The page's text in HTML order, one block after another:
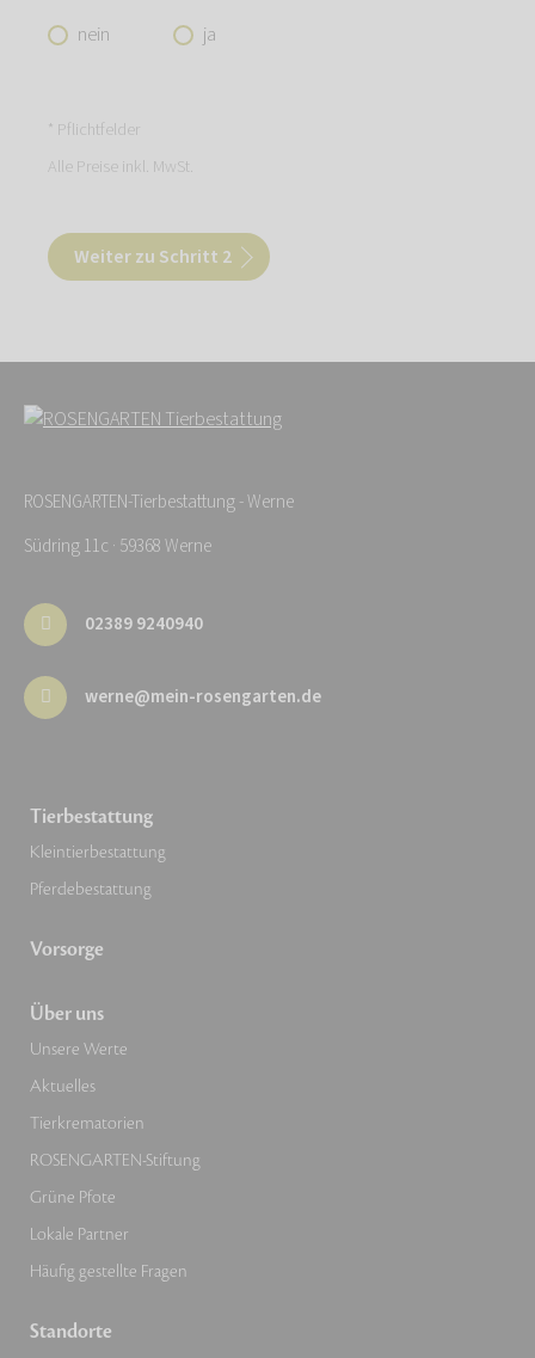
nein
ja
* Pflichtfelder
Alle Preise inkl. MwSt.
Weiter zu Schritt 2
ROSENGARTEN-Tierbestattung - Werne
Südring 11c · 59368 Werne
02389 9240940
werne@mein-rosengarten.de
Tierbestattung
Kleintierbestattung
Pferdebestattung
Vorsorge
Über uns
Unsere Werte
Aktuelles
Tierkrematorien
ROSENGARTEN-Stiftung
Grüne Pfote
Lokale Partner
Häufig gestellte Fragen
Standorte